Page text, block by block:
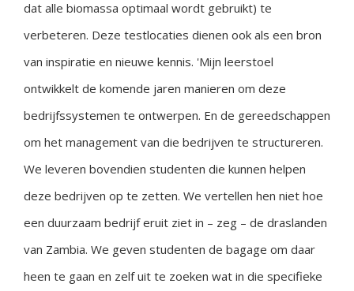
dat alle biomassa optimaal wordt gebruikt) te
verbeteren. Deze testlocaties dienen ook als een bron
van inspiratie en nieuwe kennis. 'Mijn leerstoel
ontwikkelt de komende jaren manieren om deze
bedrijfssystemen te ontwerpen. En de gereedschappen
om het management van die bedrijven te structureren.
We leveren bovendien studenten die kunnen helpen
deze bedrijven op te zetten. We vertellen hen niet hoe
een duurzaam bedrijf eruit ziet in – zeg – de draslanden
van Zambia. We geven studenten de bagage om daar
heen te gaan en zelf uit te zoeken wat in die specifieke